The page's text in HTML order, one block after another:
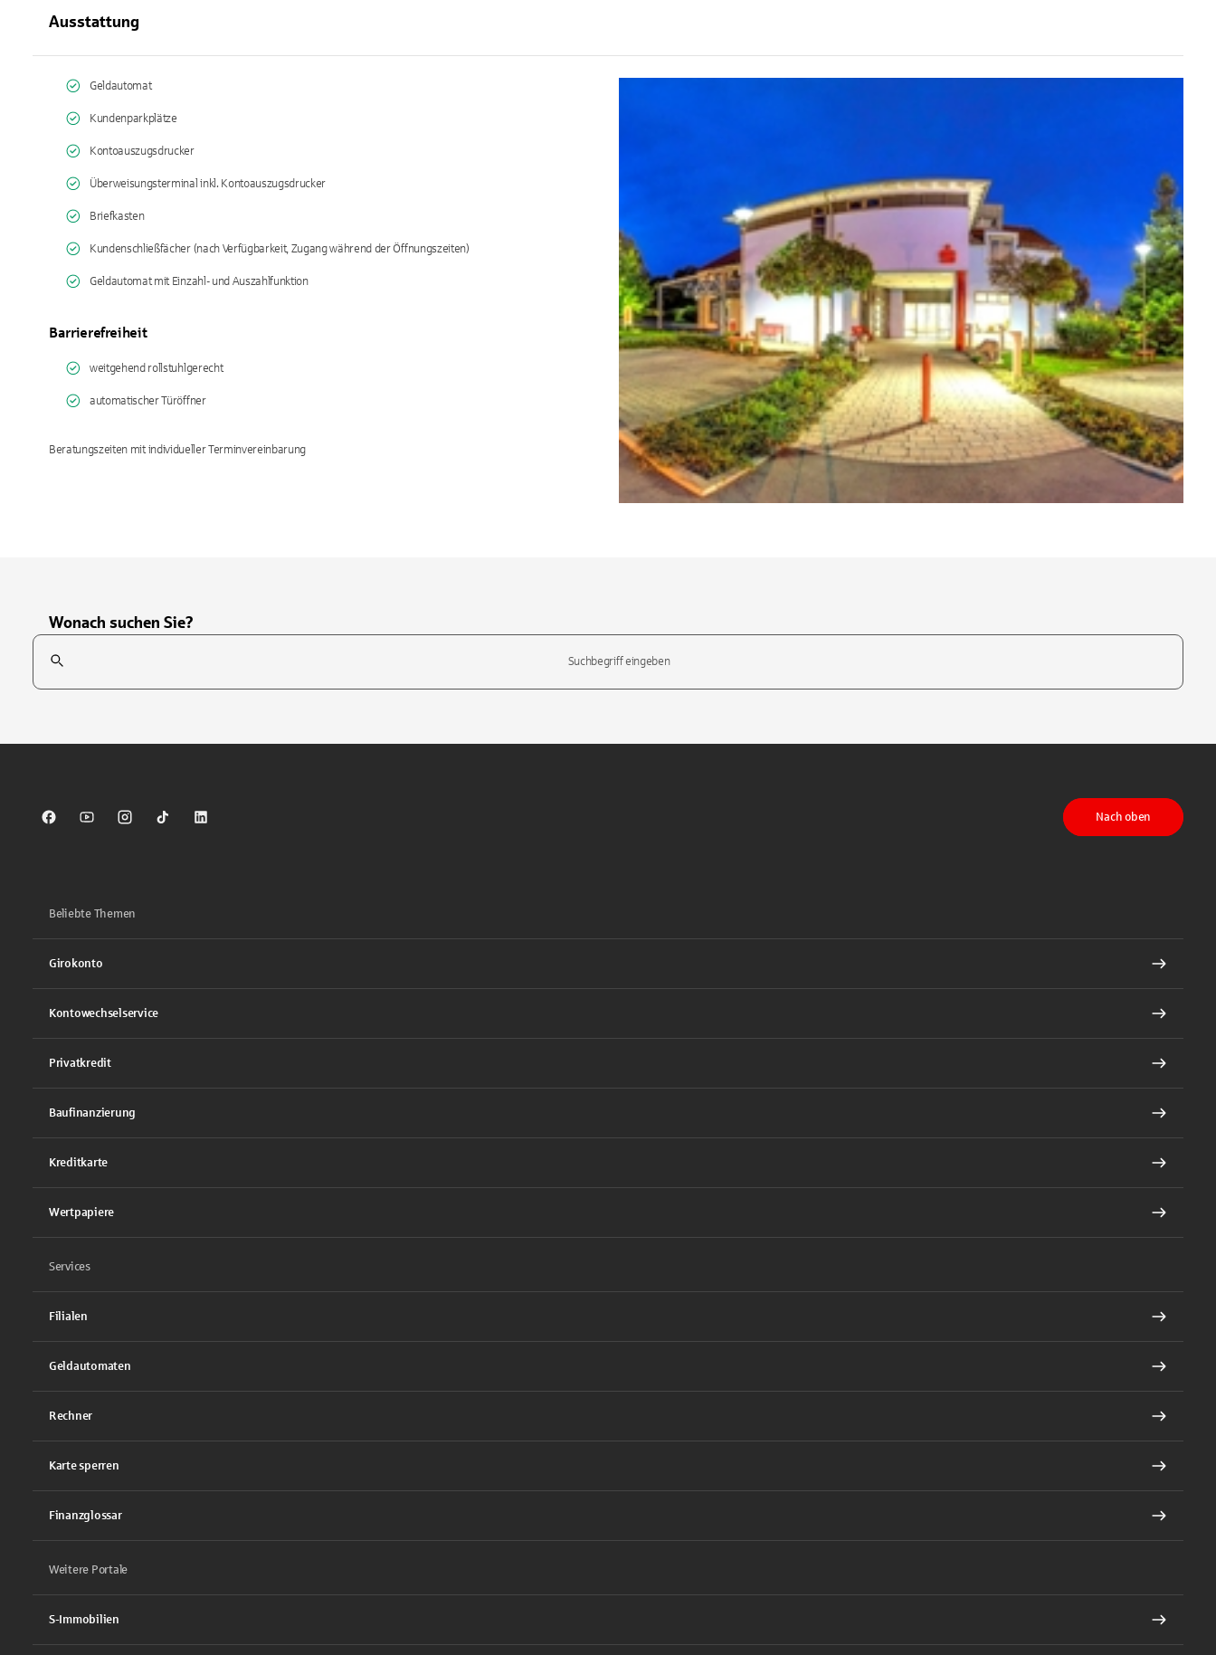
Ausstattung
Geldautomat
Kundenparkplätze
Kontoauszugsdrucker
Überweisungsterminal inkl. Kontoauszugsdrucker
Briefkasten
Kundenschließfächer (nach Verfügbarkeit, Zugang während der Öffnungszeiten)
Geldautomat mit Einzahl- und Auszahlfunktion
Barrierefreiheit
weitgehend rollstuhlgerecht
automatischer Türöffner
Beratungszeiten mit individueller Terminvereinbarung
Wonach suchen Sie?
Suchfeld
Sparkasse auf Facebook
Sparkasse auf Youtube
Sparkasse auf Instagram
Sparkasse auf TikTok
Sparkasse auf LinkedIn
Nach oben
Beliebte Themen
Girokonto
Kontowechselservice
Privatkredit
Baufinanzierung
Kreditkarte
Wertpapiere
Services
Filialen
Geldautomaten
Rechner
Karte sperren
Finanzglossar
Weitere Portale
S-Immobilien